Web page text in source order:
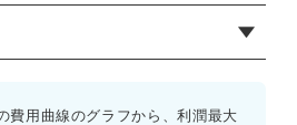
潤最大化生産量はP_A=MCの交点
費用曲線のグラフから、利潤最大